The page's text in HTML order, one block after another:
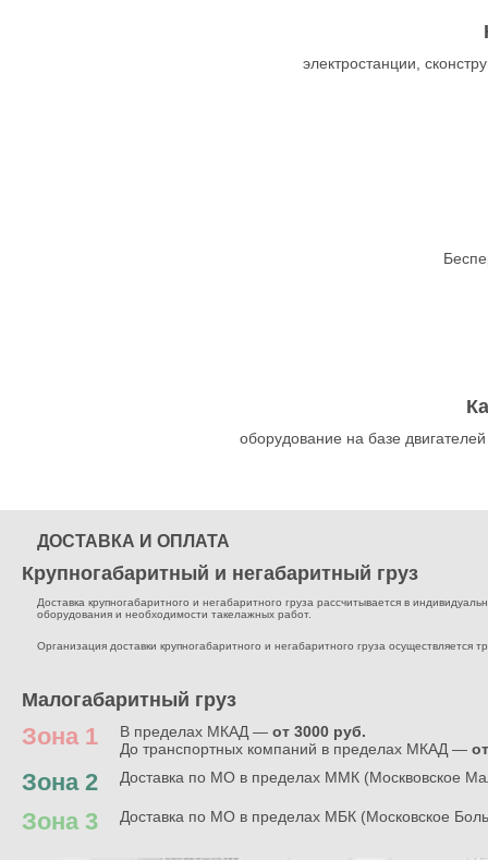
электростанции,
оборудование на базе
ДОСТАВКА И ОПЛАТА
Крупногабаритный и негабаритный груз
Доставка крупногабаритного и негабаритного груза рассчитывается в
оборудования и необходимости такелажных работ.
Организация доставки крупногабаритного и негабаритного груза
Малогабаритный груз
Зона 1 В пределах МКАД — от 3000 руб.
До транспортных компаний в пределах МКАД —
Зона 2 Доставка по МО в пределах ММК (Москвовское
Зона 3 Доставка по МО в пределах МБК (Московское